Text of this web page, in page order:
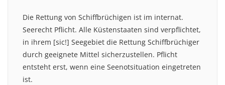
Die Rettung von Schiffbrüchigen ist im internat.
Seerecht Pflicht. Alle Küstenstaaten sind verpflichtet,
in ihrem [sic!] Seegebiet die Rettung Schiffbrüchiger
durch geeignete Mittel sicherzustellen. Pflicht
entsteht erst, wenn eine Seenotsituation eingetreten
ist.